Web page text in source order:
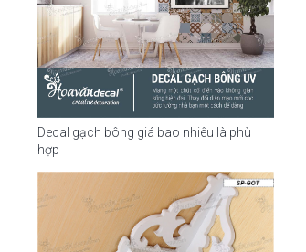
Decal gạch bông giá bao nhiêu là phù
hợp